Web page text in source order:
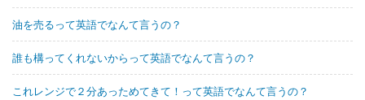
油を売るって英語でなんて言うの？
誰も構ってくれないからって英語でなんて言うの？
これレンジで２分あっためてきて！って英語でなんて言うの？